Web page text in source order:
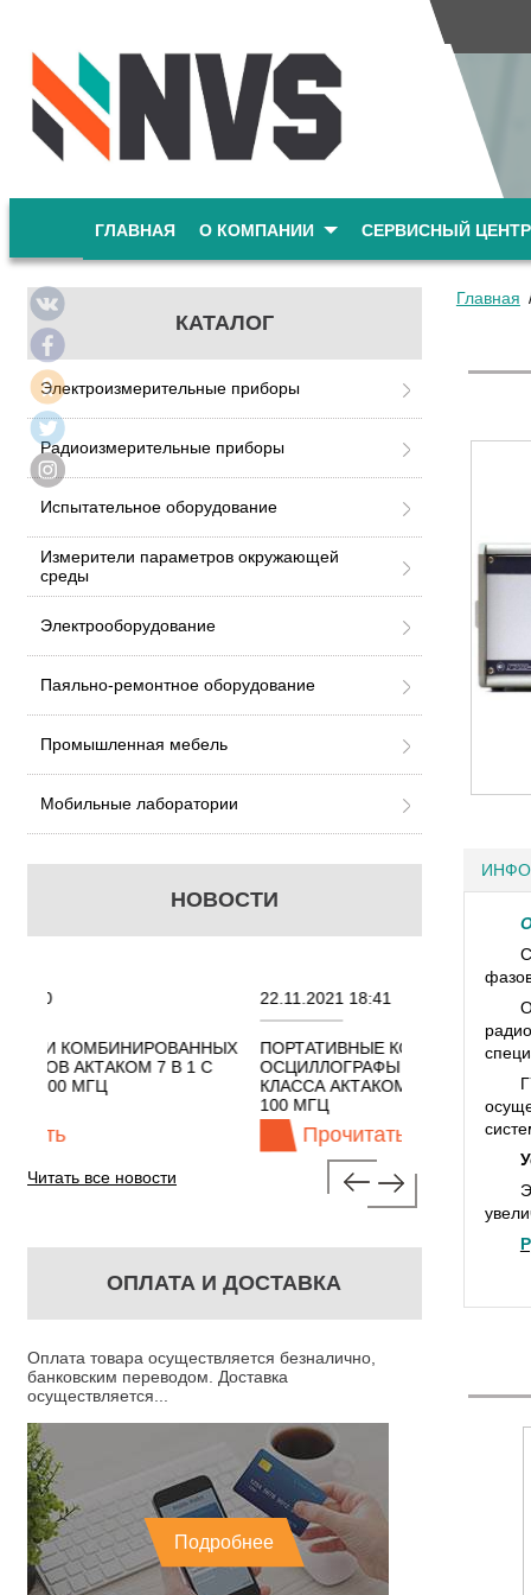
ГЛАВНАЯ О КОМПАНИИ СЕРВИСНЫЙ ЦЕНТР
КАТАЛОГ
Электроизмерительные приборы
Радиоизмерительные приборы
Испытательное оборудование
Измерители параметров окружающей
среды
Электрооборудование
Паяльно-ремонтное оборудование
Промышленная мебель
Мобильные лаборатории
НОВОСТИ
ПОРТАТИВНЫЕ КОМБИНИРОВАННЫЕ
ОСЦИЛЛОГРАФЫ ЭКОНОМНОГО
КЛАССА АКТАКОМ "3 В 1" С ПОЛОСОЙ
02.08.2021
Читать все новости
ОПЛАТА И ДОСТАВКА
Оплата товара осуществляется безналично,
банковским переводом. Доставка
осуществляется...
Подробнее
Главная